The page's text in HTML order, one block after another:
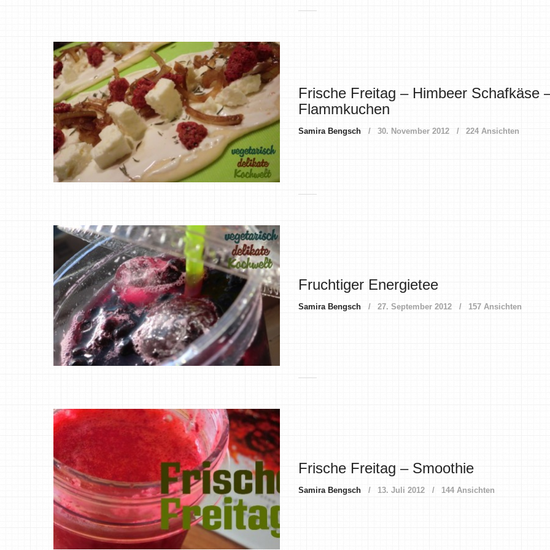
Frische Freitag – Himbeer Schafkäse
Flammkuchen
Samira Bengsch 30. November 2012 224 Ansichten
Fruchtiger Energietee
Samira Bengsch 27. September 2012 157 Ansichten
Frische Freitag – Smoothie
Samira Bengsch 13. Juli 2012 144 Ansichten